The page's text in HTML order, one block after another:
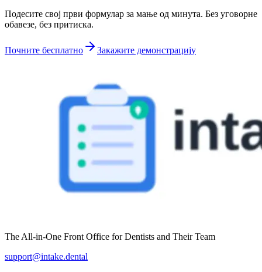
Подесите свој први формулар за мање од минута. Без уговорне
обавезе, без притиска.
Почните бесплатно Закажите демонстрацију
The All-in-One Front Office for Dentists and Their Team
support@intake.dental